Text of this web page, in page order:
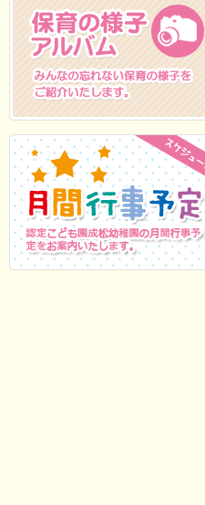
育の様子をご紹介いたします。